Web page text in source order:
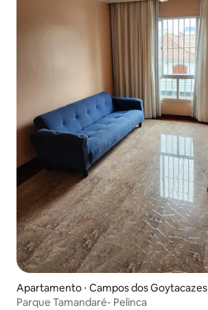
Apartamento ⋅ Campos dos Goytacazes
Parque Tamandaré- Pelinca